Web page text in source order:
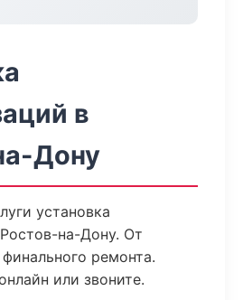
в
Дону
установка
на-Дону. От
ремонта.
или звоните.